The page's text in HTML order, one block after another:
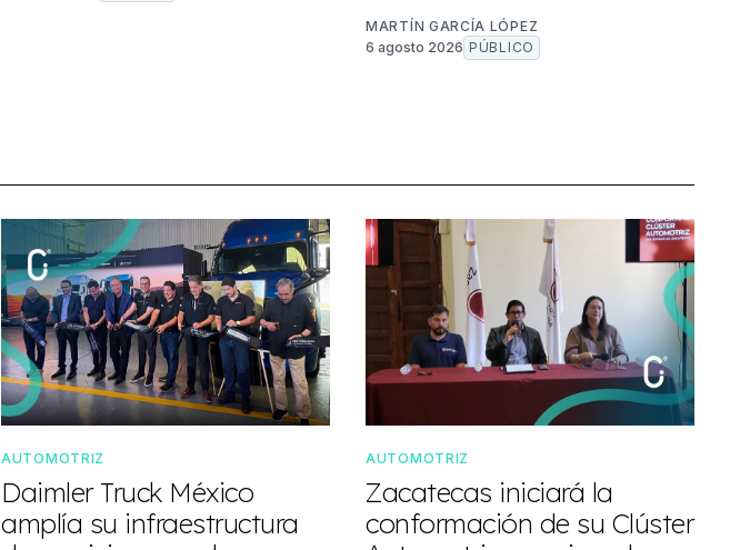
MARTÍN GARCÍA LÓPEZ
6 agosto 2026 PÚBLICO
AUTOMOTRIZ
Daimler Truck México
amplía su infraestructura
AUTOMOTRIZ
Zacatecas iniciará la
conformación de su Clúster